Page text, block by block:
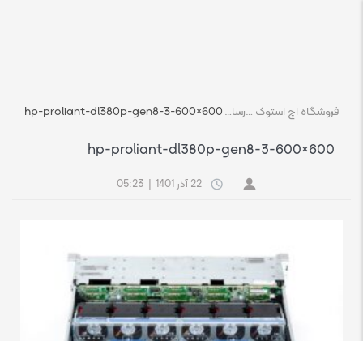
فروشگاه اچ استوک بازار انلاین تجهیزات کامپیوتر استوک رسانهhp-proliant-dl380p-gen8-3-600×600
hp-proliant-dl380p-gen8-3-600×600
22 آذر 1401 05:23